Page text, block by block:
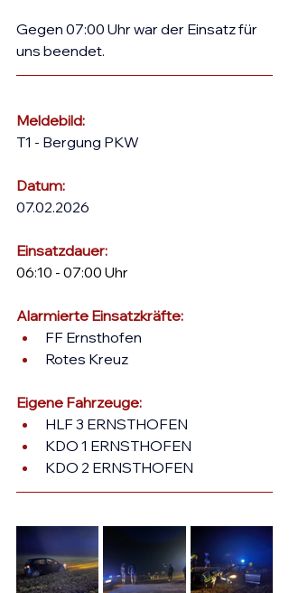
Gegen 07:00 Uhr war der Einsatz für
uns beendet.
Meldebild:
T1 - Bergung PKW
Datum:
07.02.2026
Einsatzdauer:
06:10 - 07:00 Uhr
Alarmierte Einsatzkräfte:
FF Ernsthofen
Rotes Kreuz
Eigene Fahrzeuge:
HLF 3 ERNSTHOFEN
KDO 1 ERNSTHOFEN
KDO 2 ERNSTHOFEN